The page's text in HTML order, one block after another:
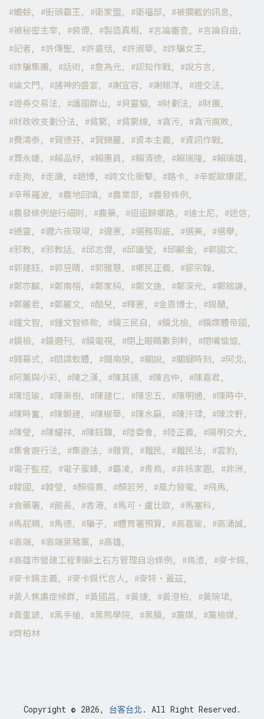
蟾蜍
街頭霸王 衛家盟 衛福部
被攔截的訊息
被秘密主宰
裴偉 製造真相 言論審查
言論自由
記者
許傳聖 許嘉恬 許淑華
詐騙女王
詐騙集團
話術 詹為元 認知作戰
說方言
論文門
諸神的盛宴 謝宜容 謝銘洋
證交法
證券交易法
護國群山 貝靈貓 財劃法
財團
財政收支劃分法
貧窮 貧窮線 貪污
貪污腐敗
費鴻泰
賀德芬 賀錦麗 資本主義
資訊作戰
賈永婕
賴品妤 賴惠員 賴清德 賴瑞隆
賴瑞雄
走狗
走讀 趙博 跨文化衝擊 路卡
辛妮歐康諾
辛蒂羅波
農地回填 農業部
農發條例
農發條例施行細則
農藥 迢迢歸鄉路 迪士尼
迷信
通靈
週六夜現場 違憲 選務瑕疵 選美
選舉
邪教
邪教話 邱志偉 邱議瑩 邱顯金
郭國文
郭建鈺
郭昱晴 郭雅慧 鄉民正義
鄒宗翰
鄭亦麟
鄭南榕 鄭家純 鄭文逸 鄭深元
鄭銘謙
鄭麗君
鄭麗文 酷兒 釋憲 金恩博士
錫蘭
鍾文智
鍾文智條款 鏡三民自 鏡北檢
鏡媒體帝國
鏡檢
鏡週刊 鏡電視 閉上眼睛數到幹
閉嘴惦惦
開幕式
間諜軟體 閩南狼 關說 關鍵時刻
阿北
阿薰與小彩
陳之漢 陳其邁 陳吉仲
陳嘉君
陳培瑜
陳崇樹 陳建仁 陳忠五 陳明通
陳時中
陳時奮
陳朝建 陳椒華 陳水扁 陳汘瑈
陳汶軒
陳瑩
陳耀祥 陳鈺馥 陸委會 陸正義
陽明交大
集會遊行法
集遊法 雜質 難民 難民法
雲豹
電子監控
電子蜜蜂 霸凌 青鳥 非核家園
非洲
韓國
韓瑩 顏翎熹 顏若芳 風力發電
飛馬
食藥署
館長 香港 馬可·盧比歐
馬塞科
馬屁精
馬德 騙子 體育署預算 高嘉瑜
高涌誠
高端
高端萊豬黨
高雄
高雄市營建工程剩餘土石方管理自治條例
鳥渣
麥卡錫
麥卡錫主義
麥卡錫代言人
麥特·蓋茲
黃人焦慮症候群
黃國昌 黃捷 黃澄柏
黃琬珺
黃重諺
黑手槍 黑熊學院 黑鏡 黨媒
黨檢媒
齊柏林
Copyright © 2026, 台客台北 . All Right Reserved.